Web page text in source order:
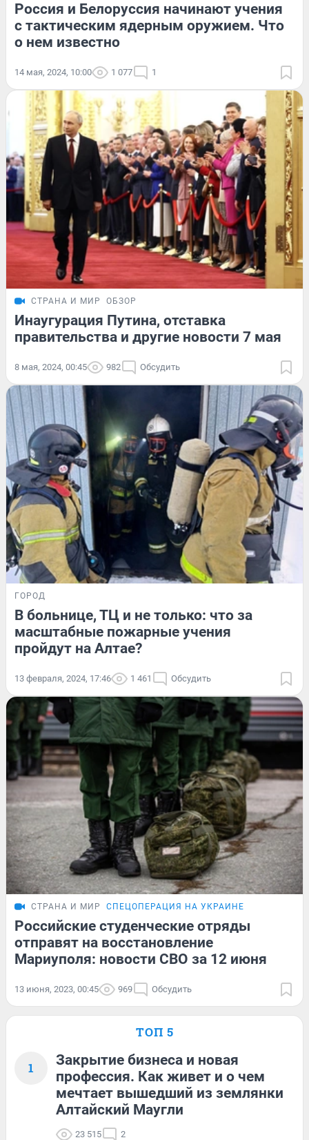
Россия и Белоруссия начинают учения
с тактическим ядерным оружием. Что
о нем известно
14 мая, 2024, 10:00 1 077 1
СТРАНА И МИР ОБЗОР
Инаугурация Путина, отставка
правительства и другие новости 7 мая
8 мая, 2024, 00:45 982 Обсудить
ГОРОД
В больнице, ТЦ и не только: что за
масштабные пожарные учения
пройдут на Алтае?
13 февраля, 2024, 17:46 1 461 Обсудить
СТРАНА И МИР СПЕЦОПЕРАЦИЯ НА УКРАИНЕ
Российские студенческие отряды
отправят на восстановление
Мариуполя: новости СВО за 12 июня
13 июня, 2023, 00:45 969 Обсудить
ТОП 5
1
Закрытие бизнеса и новая
профессия. Как живет и о чем
мечтает вышедший из землянки
Алтайский Маугли
23 515 2